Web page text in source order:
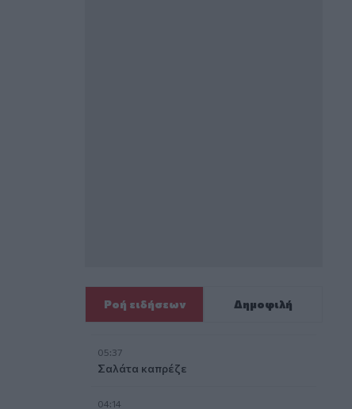
Ροή ειδήσεων Δημοφιλή
05:37
Σαλάτα καπρέζε
04:14